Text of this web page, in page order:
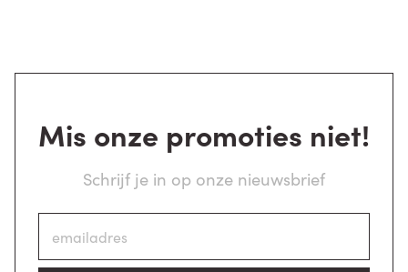
Mis onze promoties niet!
Schrijf je in op onze nieuwsbrief